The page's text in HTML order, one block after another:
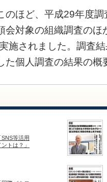
のほど、平成29年度
会対象の組織調査のほ
施されました。調査
た個人調査の結果の概
等活用
トは？」